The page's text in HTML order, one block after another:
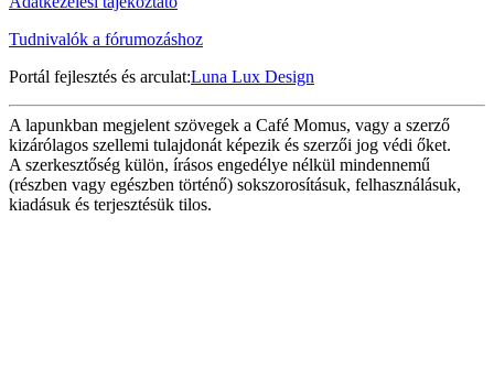
Tudnivalók a fórumozáshoz
Portál fejlesztés és arculat:Luna Lux Design
A lapunkban megjelent szövegek a Café Momus, vagy a szerző
kizárólagos szellemi tulajdonát képezik és szerzői jog védi őket.
A szerkesztőség külön, írásos engedélye nélkül mindennemű
(részben vagy egészben történő) sokszorosításuk, felhasználásuk,
kiadásuk és terjesztésük tilos.